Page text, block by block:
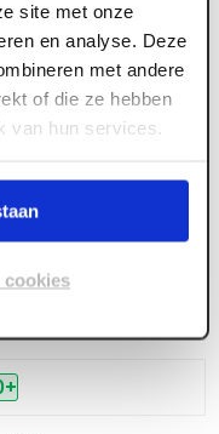
site met onze
en analyse. Deze
met andere
of die ze hebben
van hun services.
cookies
aan om toegang
voor een
+